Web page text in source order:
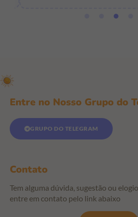
Entre no Nosso Grupo do
GRUPO DO TELEGRAM
Contato
Tem alguma dúvida, sugestão ou
entre em contato pelo link abaixo